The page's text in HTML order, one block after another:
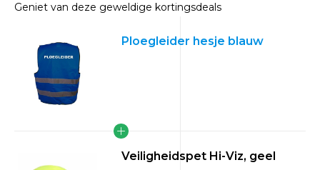
Geniet van deze geweldige kortingsdeals
Ploegleider hesje blauw
Veiligheidspet Hi-Viz, geel